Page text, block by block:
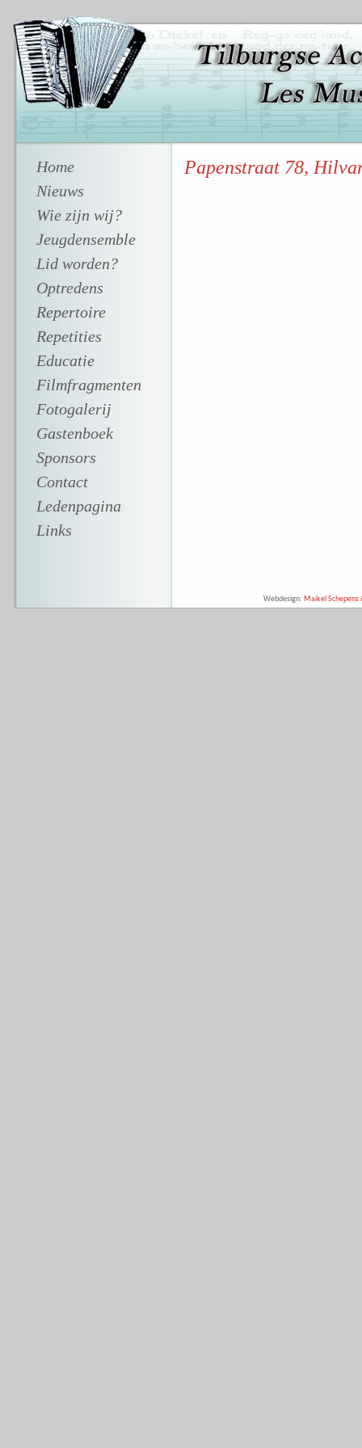
Home
Nieuws
Wie zijn wij?
Jeugdensemble
Lid worden?
Optredens
Repertoire
Repetities
Educatie
Filmfragmenten
Fotogalerij
Gastenboek
Sponsors
Contact
Ledenpagina
Links
Papenstraat 78,
Webdesign: Maikel Schepens